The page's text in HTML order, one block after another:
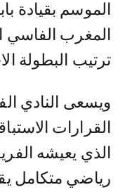
الموسم بقيادة
المغرب الفاسي
ترتيب البطولة
ويسعى النادي
القرارات
الذي يعيشه
رياضي متكامل